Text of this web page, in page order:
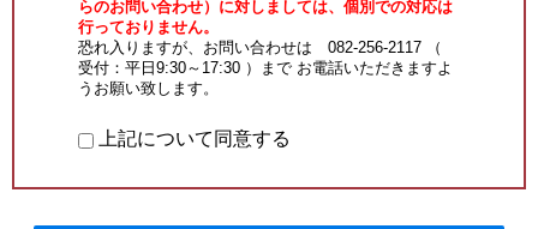
らのお問い合わせ）に対しましては、個別での対応は
行っておりません。
恐れ入りますが、お問い合わせは 082-256-2117 （
受付：平日9:30～17:30 ）まで お電話いただきますよ
うお願い致します。
上記について同意する